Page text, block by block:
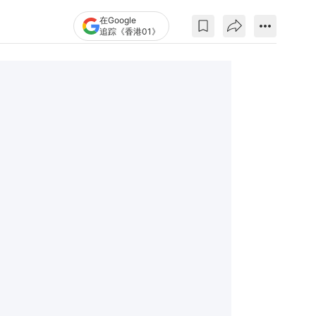
在Google
追踪《香港01》